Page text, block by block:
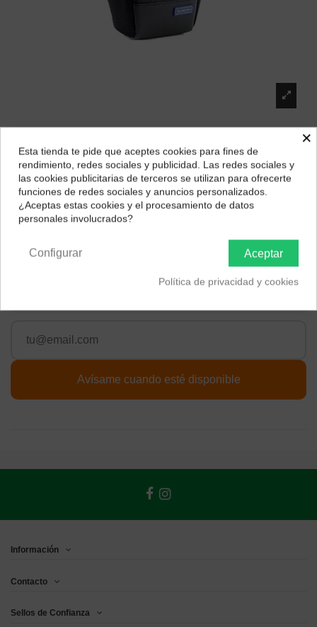
BENRO ELEMENT Z10 ZOOM BOLSA NEGRA
Marca: Benro
Información
Contacto
Sellos de Confianza
¿Dónde deseas recibir tu pedido?
Selecciona tu ubicación para mostrarte los precios e
impuestos correctos para tu región.
×
Esta tienda te pide que aceptes cookies para fines de
rendimiento, redes sociales y publicidad. Las redes sociales y
las cookies publicitarias de terceros se utilizan para ofrecerte
funciones de redes sociales y anuncios personalizados.
¿Aceptas estas cookies y el procesamiento de datos
personales involucrados?
Aceptar
Configurar
Política de privacidad y cookies